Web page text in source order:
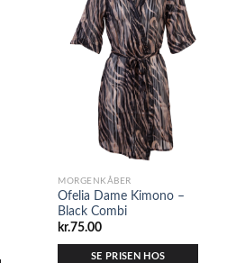
MORGENKÅBER
Ofelia Dame Kimono –
Black Combi
kr.75.00
SE PRISEN HOS